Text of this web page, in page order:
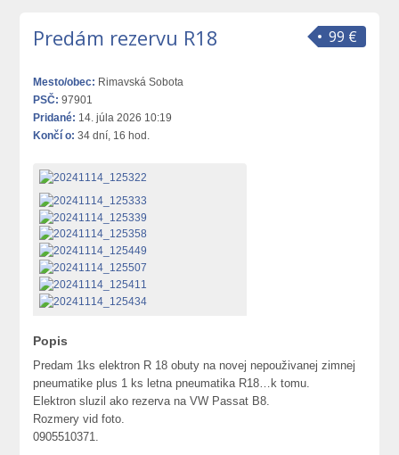
99 €
Predám rezervu R18
Mesto/obec: Rimavská Sobota
PSČ: 97901
Pridané: 14. júla 2026 10:19
Končí o: 34 dní, 16 hod.
Popis
Predam 1ks elektron R 18 obuty na novej nepouživanej zimnej
pneumatike plus 1 ks letna pneumatika R18…k tomu.
Elektron sluzil ako rezerva na VW Passat B8.
Rozmery vid foto.
0905510371.